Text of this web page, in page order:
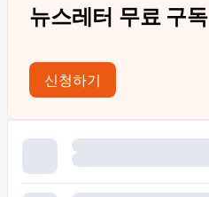
뉴스레터 무료 구독
신청하기